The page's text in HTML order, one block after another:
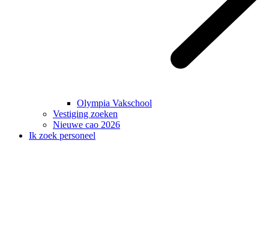
Olympia Vakschool
Vestiging zoeken
Nieuwe cao 2026
Ik zoek personeel